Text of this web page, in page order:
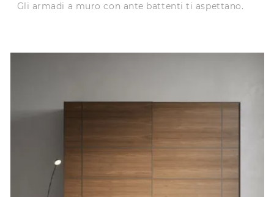
Gli armadi a muro con ante battenti ti aspettano.